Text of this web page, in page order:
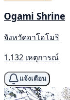
Ogami Shrine
จังหวัดอาโอโมริ
1,132 เหตุการณ์
แจ้งเตือน